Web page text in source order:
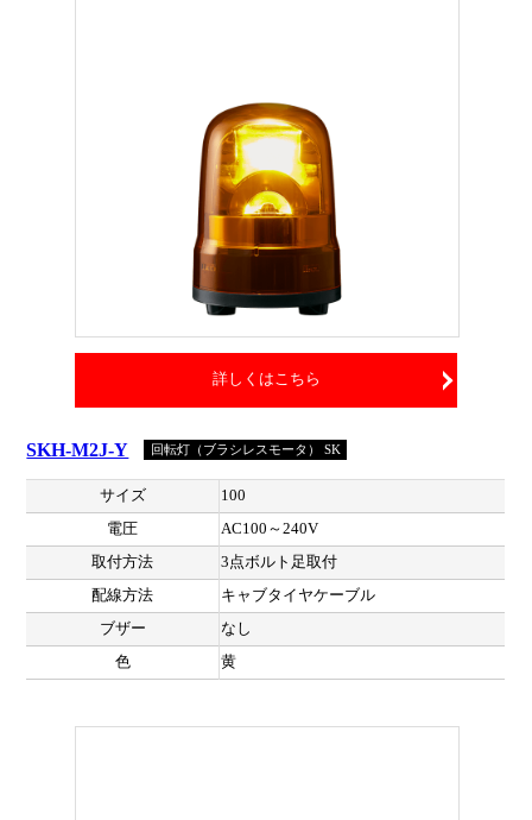
詳しくはこちら
SKH-M2J-Y 回転灯（ブラシレスモータ） SK
サイズ
100
電圧
AC100～240V
取付方法
3点ボルト足取付
配線方法
キャブタイヤケーブル
ブザー
なし
色
黄